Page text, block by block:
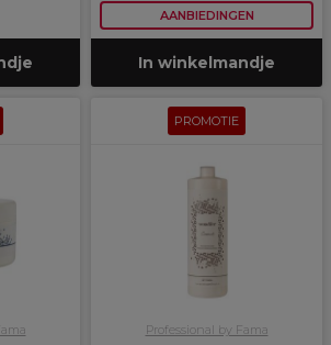
AANBIEDINGEN
In winkelmandje
PROMOTIE
Professional by Fama